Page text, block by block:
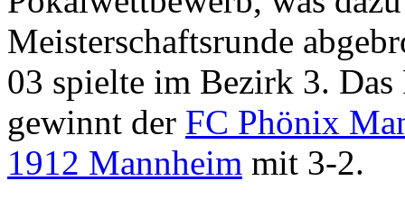
Meisterschaftsrunde
03 spielte im Bezirk 3.
gewinnt der FC Phönix
1912 Mannheim mit 3-2.